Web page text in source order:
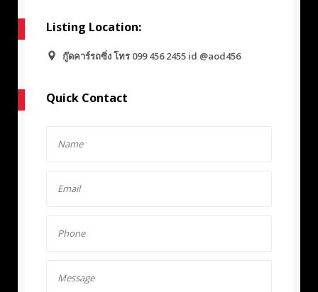
Listing Location:
กู๊ดคาร์รถซิ่ง โทร 099 456 2455 id @aod456
Quick Contact